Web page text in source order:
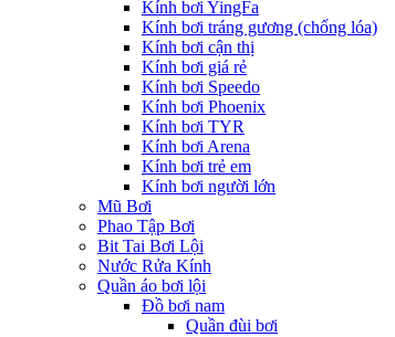
Kính bơi YingFa
Kính bơi tráng gương (chống lóa)
Kính bơi cận thị
Kính bơi giá rẻ
Kính bơi Speedo
Kính bơi Phoenix
Kính bơi TYR
Kính bơi Arena
Kính bơi trẻ em
Kính bơi người lớn
Mũ Bơi
Phao Tập Bơi
Bit Tai Bơi Lội
Nước Rửa Kính
Quần áo bơi lội
Đồ bơi nam
Quần đùi bơi